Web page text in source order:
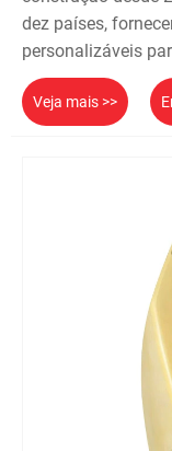
dez países,
personalizáveis
Veja mais >>